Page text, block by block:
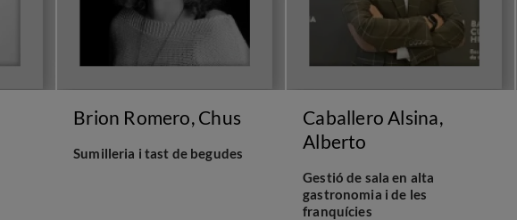
Brion Romero, Chus
Sumilleria i tast de begudes
Caballero Alsina,
Alberto
Gestió de sala en alta
gastronomia i de les
franquícies